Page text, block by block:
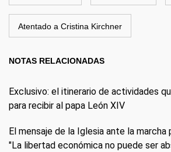
Atentado a Cristina Kirchner
NOTAS RELACIONADAS
Exclusivo: el itinerario de actividades
para recibir al papa León XIV
El mensaje de la Iglesia ante la marcha
"La libertad económica no puede ser